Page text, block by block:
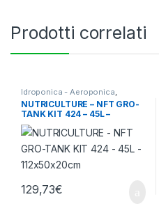
Prodotti correlati
Idroponica - Aeroponica
Sistemi Idroponici
NUTRICULTURE – NFT GRO-
TANK KIT 424 – 45L –
112x50x20cm
129,73€